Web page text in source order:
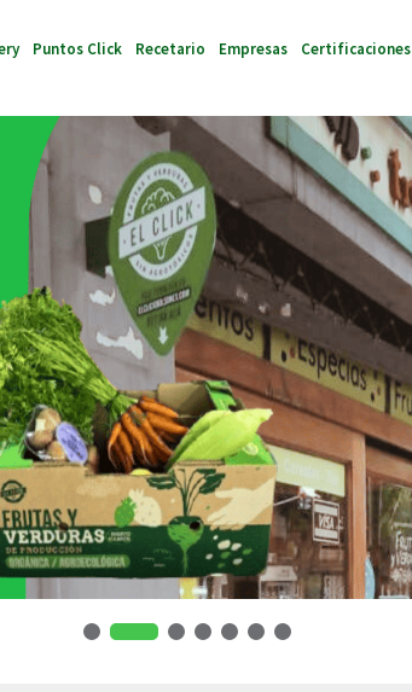
Puntos Click Recetario Empresas Certificaciones